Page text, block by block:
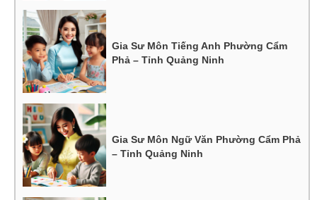
Gia Sư Môn Tiếng Anh Phường Cẩm
Phả – Tỉnh Quảng Ninh
Gia Sư Môn Ngữ Văn Phường Cẩm Phả
– Tỉnh Quảng Ninh